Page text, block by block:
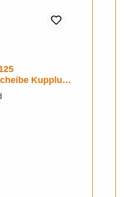
Kupplung